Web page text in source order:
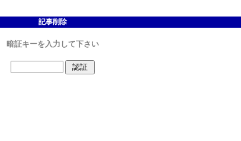
記事削除
暗証キーを入力して下さい